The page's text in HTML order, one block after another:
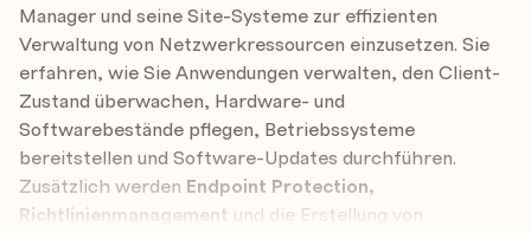
Manager und seine Site-Systeme zur effizienten
Verwaltung von Netzwerkressourcen einzusetzen. Sie
erfahren, wie Sie Anwendungen verwalten, den Client-
Zustand überwachen, Hardware- und
Softwarebestände pflegen, Betriebssysteme
bereitstellen und Software-Updates durchführen.
Zusätzlich werden Endpoint Protection,
Richtlinienmanagement und die Erstellung von